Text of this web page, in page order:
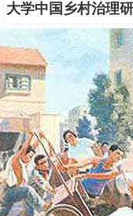
大学中国乡村治理